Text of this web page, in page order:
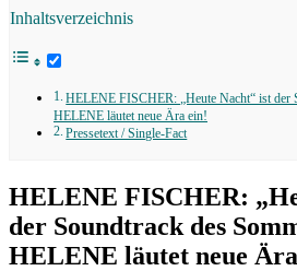
Inhaltsverzeichnis
HELENE FISCHER: „Heute Nacht“ ist der
HELENE läutet neue Ära ein!
Pressetext / Single-Fact
HELENE FISCHER:
der Soundtrack des
HELENE läutet neue